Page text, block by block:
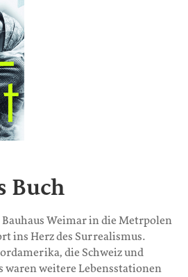
Buch
Weimar in die Metrpolen
ins Herz des Surrealismus.
die Schweiz und
waren weitere Lebensstationen